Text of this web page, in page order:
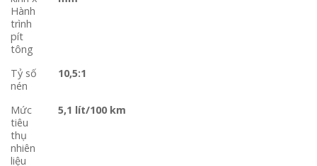
Hành
trình
pít
tông
Tỷ số
nén
10,5:1
Mức
tiêu
thụ
nhiên
liệu
5,1 lít/100 km